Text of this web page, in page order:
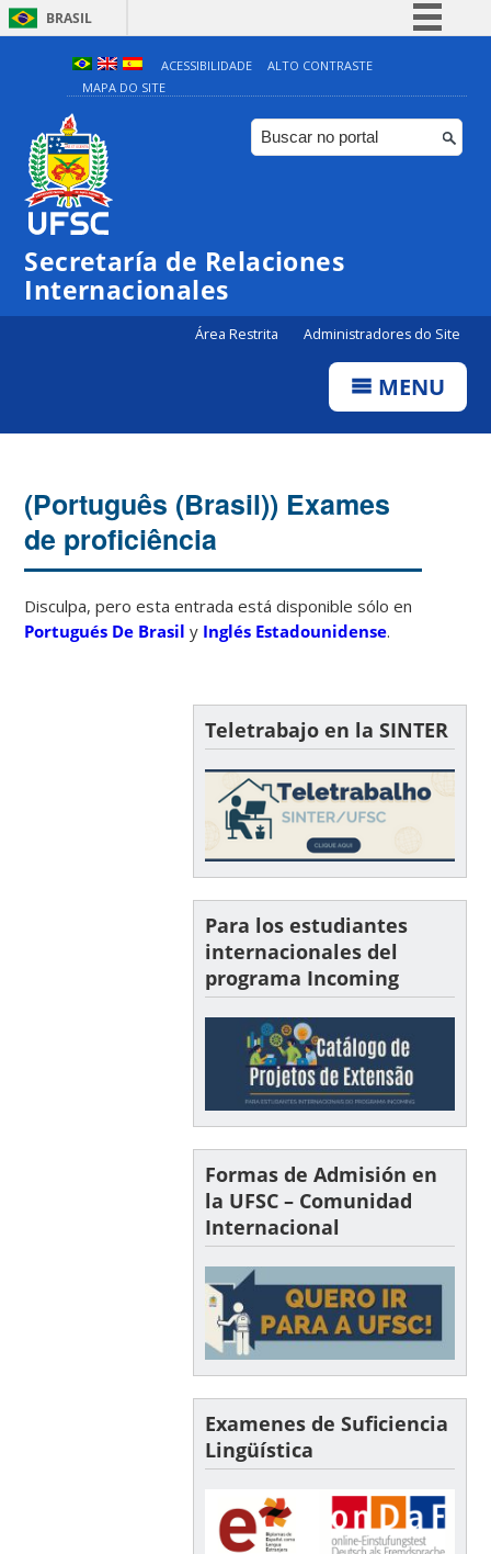
BRASIL
Simplifique!
Comunica BR
Participe
ACESSIBILIDADE
ALTO CONTRASTE
MAPA DO SITE
Secretaría de Relaciones
Internacionales
Área Restrita Administradores do Site
MENU
(Português (Brasil)) Exames
de proficiência
Disculpa, pero esta entrada está disponible sólo en
Portugués De Brasil y Inglés Estadounidense.
Teletrabajo en la SINTER
Para los estudiantes
internacionales del
programa Incoming
Formas de Admisión en
la UFSC – Comunidad
Internacional
Examenes de Suficiencia
Lingüística